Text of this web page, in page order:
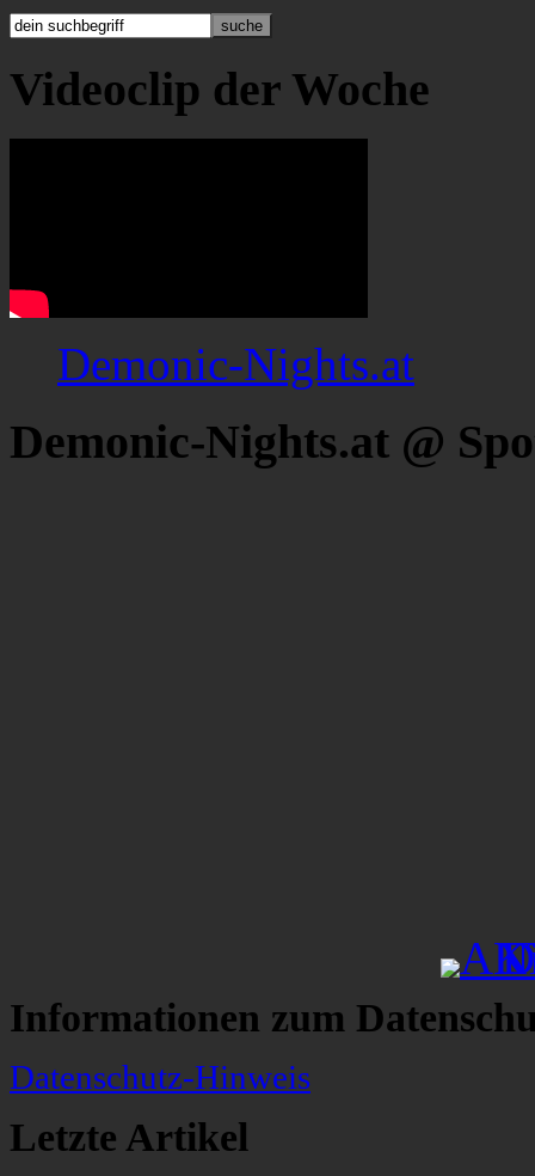
Videoclip der Woche
Demonic-Nights.at
Demonic-Nights.at @
Informationen zum
Datenschutz-Hinweis
Letzte Artikel